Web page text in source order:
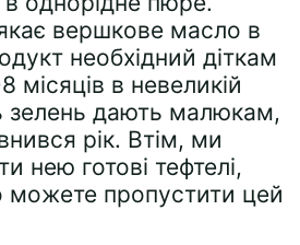
вершкове масло в
необхідний діткам
місяців в невеликій
зелень дають малюкам,
рік. Втім, ми
нею готові тефтелі,
можете пропустити цей